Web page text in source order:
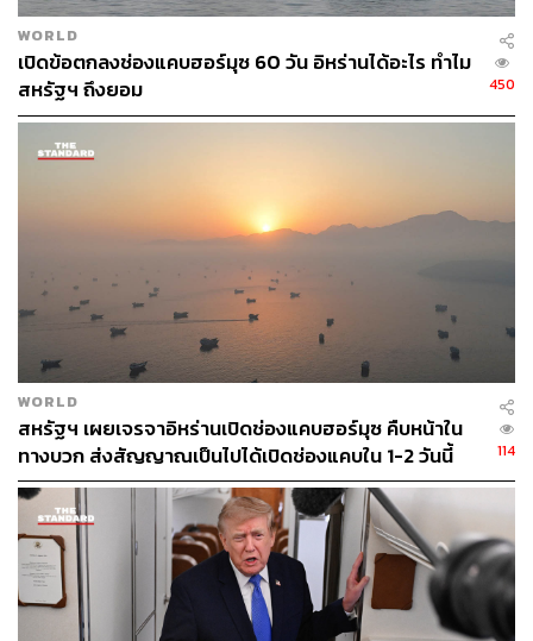
WORLD
เปิดข้อตกลงช่องแคบฮอร์มุซ 60 วัน อิหร่านได้อะไร ทำไม
สหรัฐฯ ถึงยอม
450
WORLD
สหรัฐฯ เผยเจรจาอิหร่านเปิดช่องแคบฮอร์มุซ คืบหน้าใน
ทางบวก ส่งสัญญาณเป็นไปได้เปิดช่องแคบใน 1-2 วันนี้
114